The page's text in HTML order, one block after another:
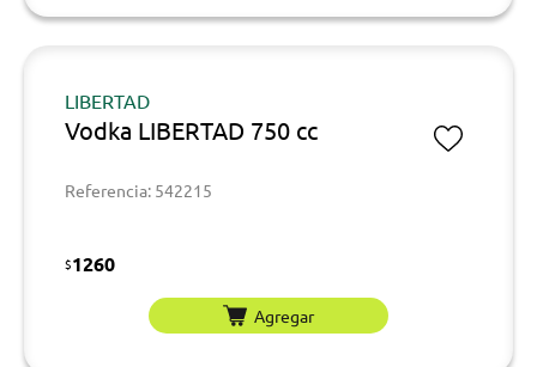
LIBERTAD
Vodka LIBERTAD 750 cc
Referencia: 542215
$1260
Agregar